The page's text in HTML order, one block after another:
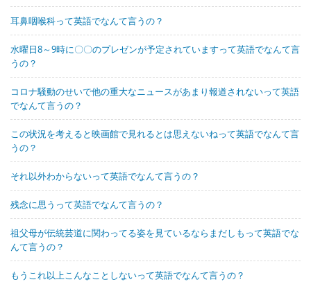
耳鼻咽喉科って英語でなんて言うの？
水曜日8～9時に〇〇のプレゼンが予定されていますって英語でなんて言
うの？
コロナ騒動のせいで他の重大なニュースがあまり報道されないって英語
でなんて言うの？
この状況を考えると映画館で見れるとは思えないねって英語でなんて言
うの？
それ以外わからないって英語でなんて言うの？
残念に思うって英語でなんて言うの？
祖父母が伝統芸道に関わってる姿を見ているならまだしもって英語でな
んて言うの？
もうこれ以上こんなことしないって英語でなんて言うの？